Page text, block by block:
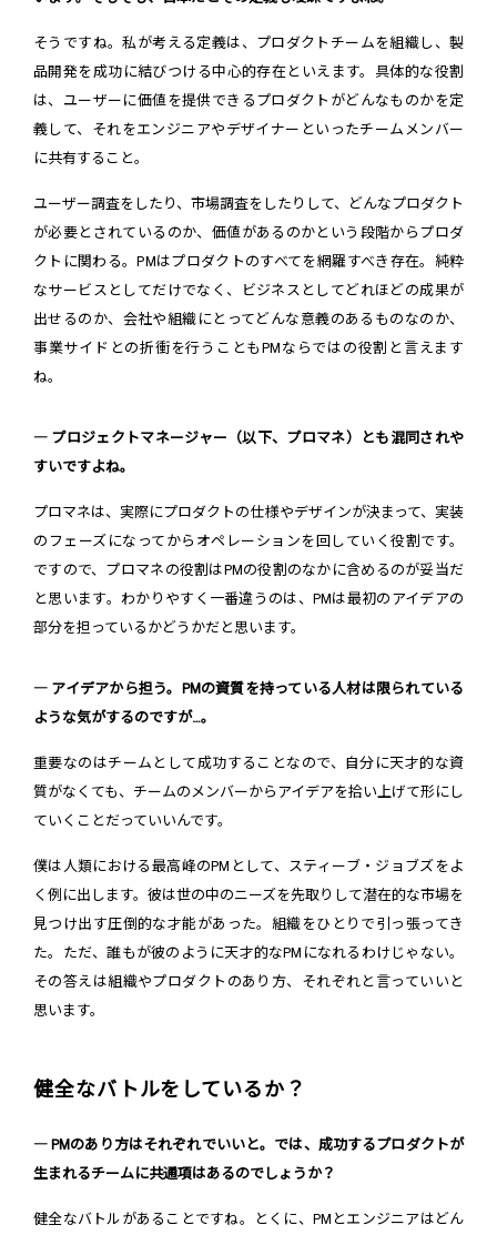
そうですね。私が考える定義は、プロダクトチームを組織し、製
品開発を成功に結びつける中心的存在といえます。具体的な役割
は、ユーザーに価値を提供できるプロダクトがどんなものかを定
義して、それをエンジニアやデザイナーといったチームメンバー
に共有すること。
ユーザー調査をしたり、市場調査をしたりして、どんなプロダクト
が必要とされているのか、価値があるのかという段階からプロダ
クトに関わる。PMはプロダクトのすべてを網羅すべき存在。純粋
なサービスとしてだけでなく、ビジネスとしてどれほどの成果が
出せるのか、会社や組織にとってどんな意義のあるものなのか、
事業サイドとの折衝を行うこともPMならではの役割と言えます
ね。
― プロジェクトマネージャー（以下、プロマネ）とも混同されや
すいですよね。
プロマネは、実際にプロダクトの仕様やデザインが決まって、実装
のフェーズになってからオペレーションを回していく役割です。
ですので、プロマネの役割はPMの役割のなかに含めるのが妥当だ
と思います。わかりやすく一番違うのは、PMは最初のアイデアの
部分を担っているかどうかだと思います。
― アイデアから担う。PMの資質を持っている人材は限られている
ような気がするのですが…。
重要なのはチームとして成功することなので、自分に天才的な資
質がなくても、チームのメンバーからアイデアを拾い上げて形にし
ていくことだっていいんです。
僕は人類における最高峰のPMとして、スティーブ・ジョブズをよ
く例に出します。彼は世の中のニーズを先取りして潜在的な市場を
見つけ出す圧倒的な才能があった。組織をひとりで引っ張ってき
た。ただ、誰もが彼のように天才的なPMになれるわけじゃない。
その答えは組織やプロダクトのあり方、それぞれと言っていいと
思います。
健全なバトルをしているか？
― PMのあり方はそれぞれでいいと。では、成功するプロダクトが
生まれるチームに共通項はあるのでしょうか？
健全なバトルがあることですね。とくに、PMとエンジニアはどん